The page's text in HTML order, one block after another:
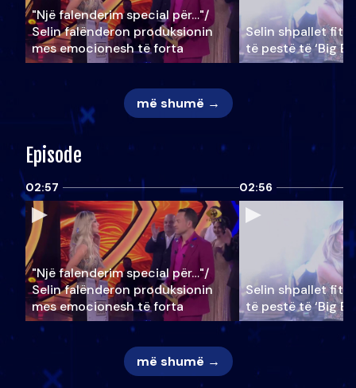
"Një falenderim special për…"/
Selin falënderon produksionin
mes emocionesh të forta
Selin shpallet
të pestë të ‘Big
më shumë →
Episode
02:57
"Një falenderim special për…"/
Selin falënderon produksionin
mes emocionesh të forta
02:56
Selin shpallet
të pestë të ‘Big
më shumë →